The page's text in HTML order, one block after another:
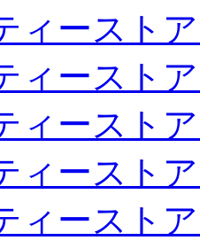
ィースト
ィースト
ィースト
ィースト
ィースト